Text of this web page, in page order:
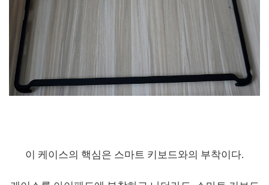
이 케이스의 핵심은 스마트 키보드와의 부착이다.